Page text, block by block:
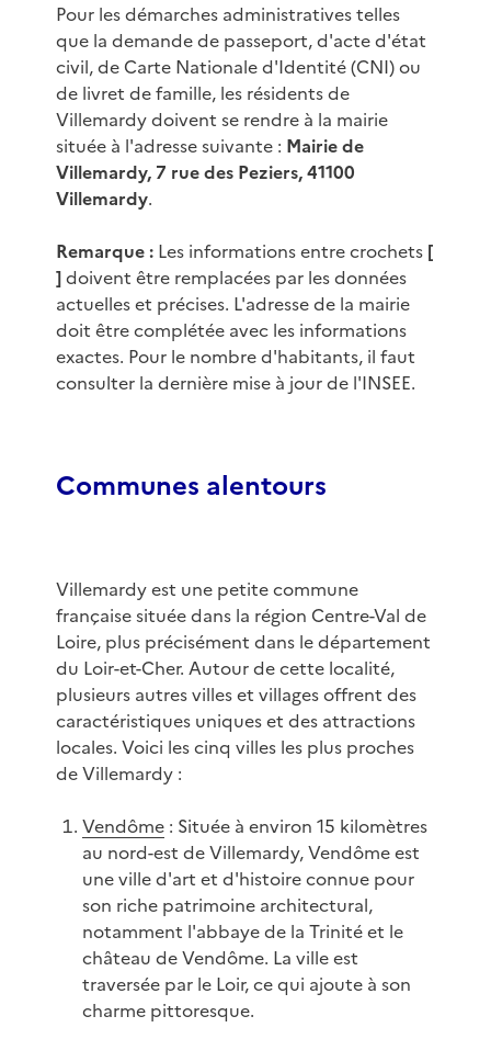
Pour les démarches administratives telles
que la demande de passeport, d'acte d'état
civil, de Carte Nationale d'Identité (CNI) ou
de livret de famille, les résidents de
Villemardy doivent se rendre à la mairie
située à l'adresse suivante : Mairie de
Villemardy, 7 rue des Peziers, 41100
Villemardy.
Remarque :Les informations entre crochets [
]doivent être remplacées par les données
actuelles et précises. L'adresse de la mairie
doit être complétée avec les informations
exactes. Pour le nombre d'habitants, il faut
consulter la dernière mise à jour de l'INSEE.
Communes alentours
Villemardy est une petite commune
française située dans la région Centre-Val de
Loire, plus précisément dans le département
du Loir-et-Cher. Autour de cette localité,
plusieurs autres villes et villages offrent des
caractéristiques uniques et des attractions
locales. Voici les cinq villes les plus proches
de Villemardy :
Vendôme: Située à environ 15 kilomètres
au nord-est de Villemardy, Vendôme est
une ville d'art et d'histoire connue pour
son riche patrimoine architectural,
notamment l'abbaye de la Trinité et le
château de Vendôme. La ville est
traversée par le Loir, ce qui ajoute à son
charme pittoresque.